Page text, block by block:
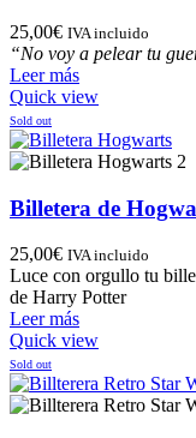
25,00€ IVA incluido
“No voy a pelear tu
Leer más
Quick view
Sold out
Billetera de
25,00€ IVA incluido
Luce con orgullo tu
de Harry Potter
Leer más
Quick view
Sold out